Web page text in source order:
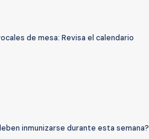
de mesa: Revisa el calendario
inmunizarse durante esta semana?